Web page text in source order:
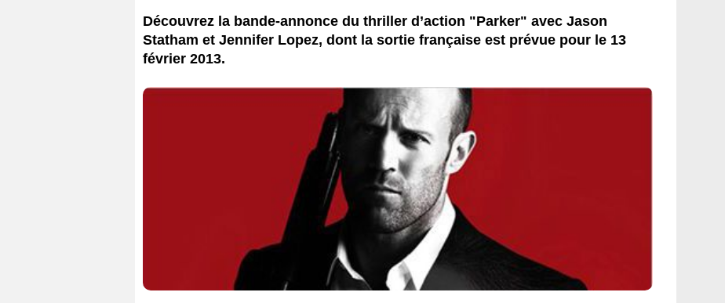
Découvrez la bande-annonce du thriller d’action "Parker" avec Jason
Statham et Jennifer Lopez, dont la sortie française est prévue pour le 13
février 2013.